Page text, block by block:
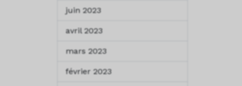
juin 2023
avril 2023
mars 2023
février 2023